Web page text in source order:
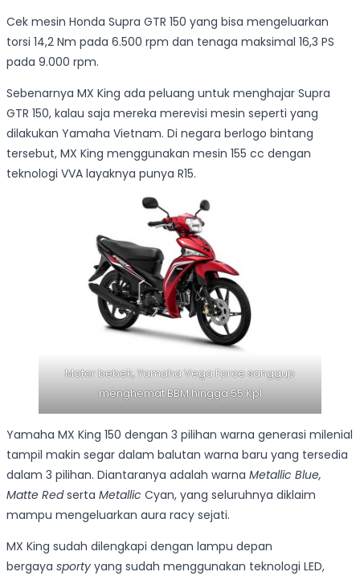
Cek mesin Honda Supra GTR 150 yang bisa mengeluarkan
torsi 14,2 Nm pada 6.500 rpm dan tenaga maksimal 16,3 PS
pada 9.000 rpm.
Sebenarnya MX King ada peluang untuk menghajar Supra
GTR 150, kalau saja mereka merevisi mesin seperti yang
dilakukan Yamaha Vietnam. Di negara berlogo bintang
tersebut, MX King menggunakan mesin 155 cc dengan
teknologi VVA layaknya punya R15.
Motor bebek, Yamaha Vega Force sanggup
menghemat BBM hingga 55 Kpl
Yamaha MX King 150 dengan 3 pilihan warna generasi milenial
tampil makin segar dalam balutan warna baru yang tersedia
dalam 3 pilihan. Diantaranya adalah warna Metallic Blue,
Matte Redserta Metallic Cyan, yang seluruhnya diklaim
mampu mengeluarkan aura racy sejati.
MX King sudah dilengkapi dengan lampu depan
bergaya sporty yang sudah menggunakan teknologi LED,